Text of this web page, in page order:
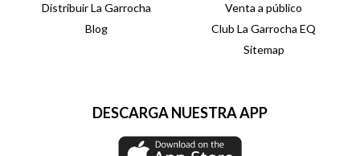
Distribuir La Garrocha
Blog
Venta a público
Club La Garrocha EQ
Sitemap
DESCARGA NUESTRA APP